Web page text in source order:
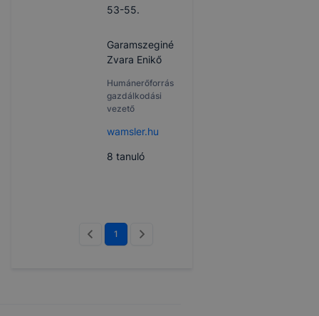
53-55.
Garamszeginé
Zvara Enikő
Humánerőforrás
gazdálkodási
vezető
wamsler.hu
8 tanuló
1